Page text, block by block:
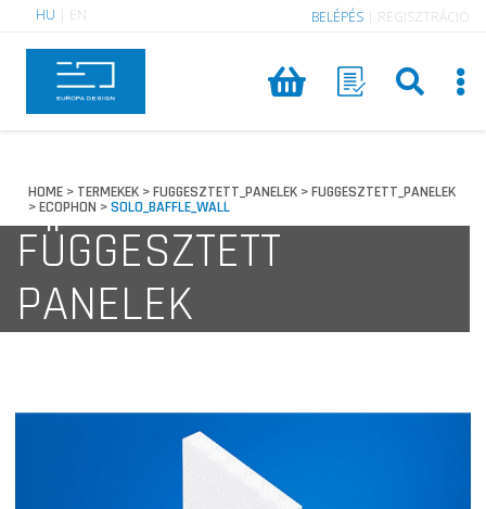
HU EN BELÉPÉS REGISZTRÁCIÓ
HOME > TERMEKEK >FUGGESZTETT_PANELEK >FUGGESZTETT_PANELEK
>ECOPHON >SOLO_BAFFLE_WALL
FÜGGESZTETT
PANELEK